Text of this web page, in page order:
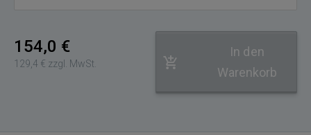
154,0 €
129,4 € zzgl. MwSt.
In den
Warenkorb